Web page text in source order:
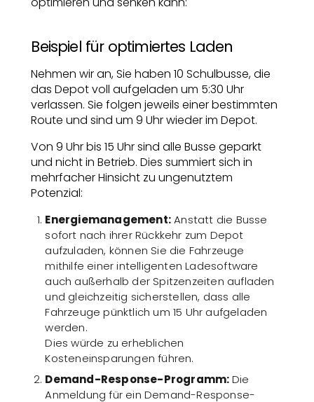
Beispiel für optimiertes Laden
Nehmen wir an, Sie haben 10 Schulbusse, die
das Depot voll aufgeladen um 5:30 Uhr
verlassen. Sie folgen jeweils einer bestimmten
Route und sind um 9 Uhr wieder im Depot.
Von 9 Uhr bis 15 Uhr sind alle Busse geparkt
und nicht in Betrieb. Dies summiert sich in
mehrfacher Hinsicht zu ungenutztem
Potenzial:
Energiemanagement:Anstatt die Busse
sofort nach ihrer Rückkehr zum Depot
aufzuladen, können Sie die Fahrzeuge
mithilfe einer intelligenten Ladesoftware
auch außerhalb der Spitzenzeiten aufladen
und gleichzeitig sicherstellen, dass alle
Fahrzeuge pünktlich um 15 Uhr aufgeladen
werden.
Dies würde zu erheblichen
Kosteneinsparungen führen.
Demand-Response-Programm:Die
Anmeldung für ein Demand-Response-